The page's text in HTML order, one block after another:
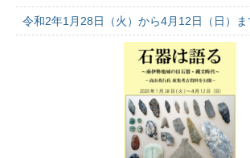
令和2年1月28日（火）から4月12日（日）ま